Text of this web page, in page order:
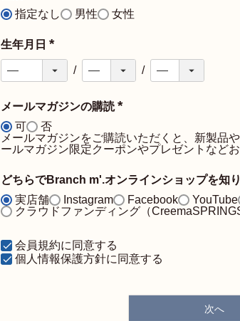
必
)
指定なし 男性 女性
生年月日
必
須
メールマガジンの購読
必
須
)
可
否
メールマガジンをご購読いただくと、新製品
ールマガジン限定クーポンやプレゼントなど
どちらでBranch m'.オンラインショップを知
実店舗 Instagram Facebook YouTube
クラウドファンディング（
会員規約に同意する
個人情報保護方針に同意する
次へ